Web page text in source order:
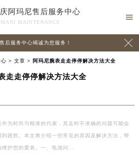
阿玛尼售后服务中心
MAINTENANCE

后服务中心竭诚为您服务！ 
> 文章 > 阿玛尼腕表走走停停解决方法大全
走走停停解决方法大全
作为时尚与精准的代表，其走时不准确的问题可能会
到困扰。本文将介绍一些常见的原因及解决方法，帮
维护您的爱表。一、电池问…